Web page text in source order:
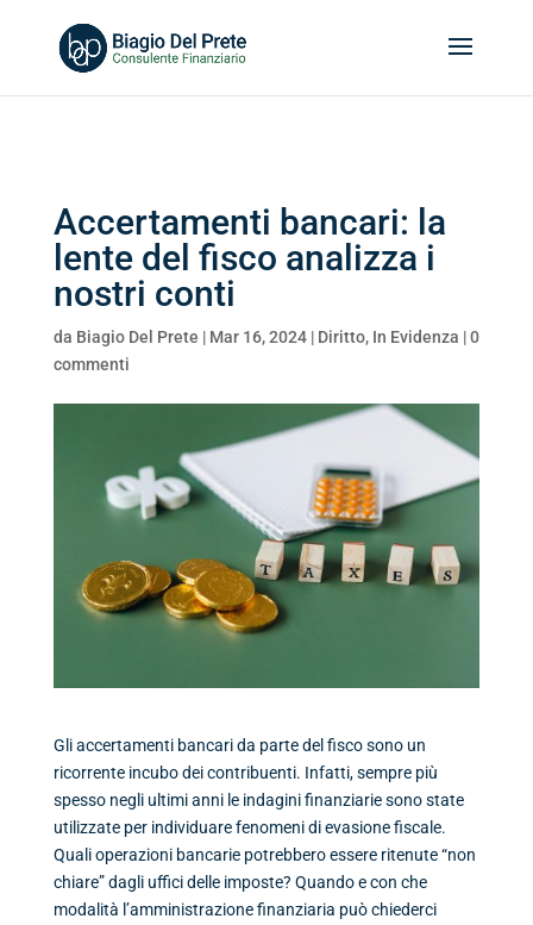
Accertamenti bancari: la
lente del fisco analizza i
nostri conti
da Biagio Del Prete | Mar 16, 2024| Diritto, In Evidenza |0
commenti
Gli accertamenti bancari da parte del fisco sono un
ricorrente incubo dei contribuenti. Infatti, sempre più
spesso negli ultimi anni le indagini finanziarie sono state
utilizzate per individuare fenomeni di evasione fiscale.
Quali operazioni bancarie potrebbero essere ritenute “non
chiare” dagli uffici delle imposte? Quando e con che
modalità l’amministrazione finanziaria può chiederci